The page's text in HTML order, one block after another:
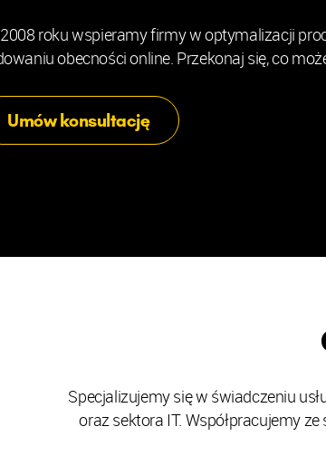
roku wspieramy firmy w optymalizacji
obecności online. Przekonaj się, co
Umów konsultację
Specjalizujemy się w świadczeniu
oraz sektora IT. Współpracujemy